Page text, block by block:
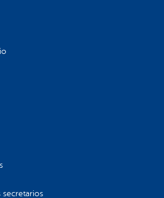
secretarios